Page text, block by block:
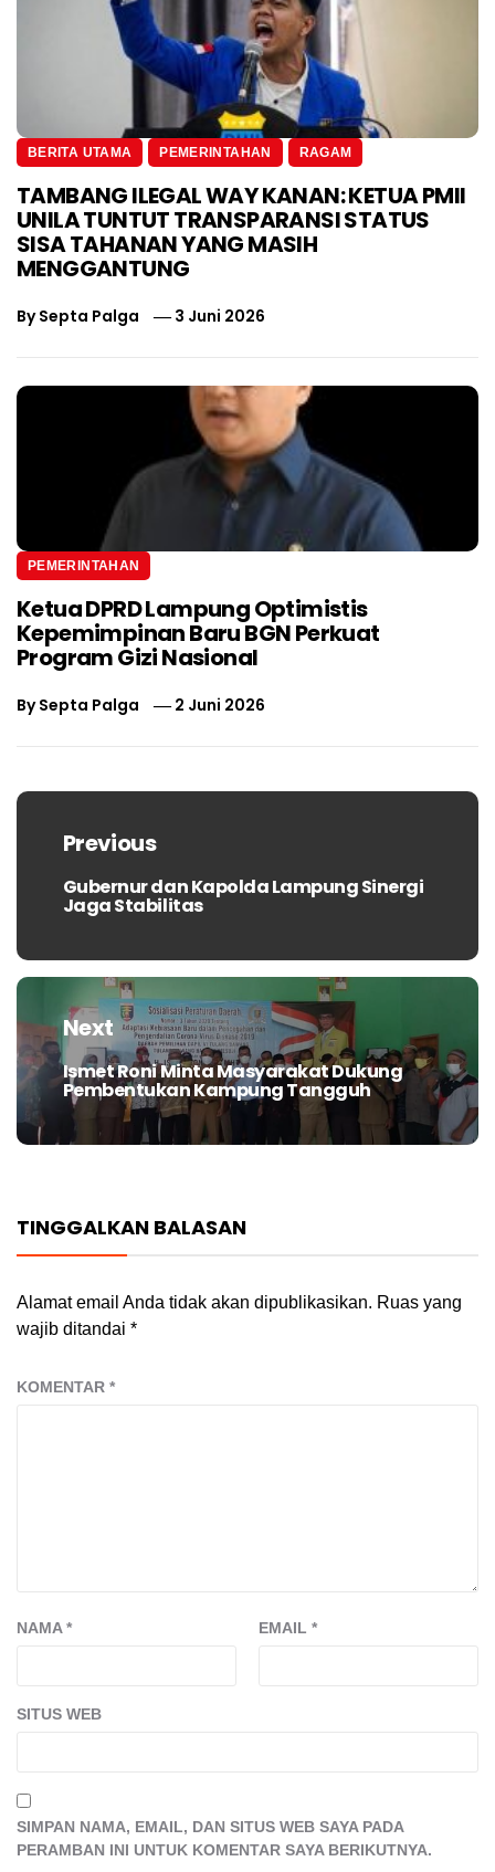
BERITA UTAMA PEMERINTAHAN RAGAM
TAMBANG ILEGAL WAY KANAN: KETUA PMII
UNILA TUNTUT TRANSPARANSI STATUS
SISA TAHANAN YANG MASIH
MENGGANTUNG
BySepta Palga 3 Juni 2026
PEMERINTAHAN
Ketua DPRD Lampung Optimistis
Kepemimpinan Baru BGN Perkuat
Program Gizi Nasional
BySepta Palga 2 Juni 2026
Navigasi
posPrevious
Previous
post:
Gubernur dan Kapolda Lampung Sinergi
Jaga Stabilitas
Next
Next
post:
Ismet Roni Minta Masyarakat Dukung
Pembentukan Kampung Tangguh
TINGGALKAN BALASAN
Alamat email Anda tidak akan dipublikasikan. Ruas yang
wajib ditandai *
KOMENTAR *
NAMA* EMAIL *
SITUS WEB
SIMPAN NAMA, EMAIL, DAN SITUS WEB SAYA PADA
PERAMBAN INI UNTUK KOMENTAR SAYA BERIKUTNYA.